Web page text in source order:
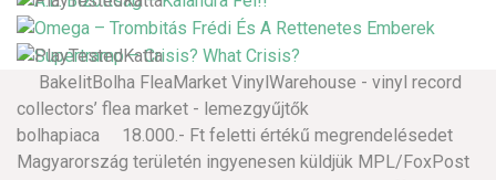
BakelitBolha FleaMarket VinylWarehouse - vinyl record
collectors’ flea market - lemezgyűjtők
bolhapiaca 18.000.- Ft feletti értékű megrendelésedet
Magyarország területén ingyenesen küldjük MPL/FoxPost